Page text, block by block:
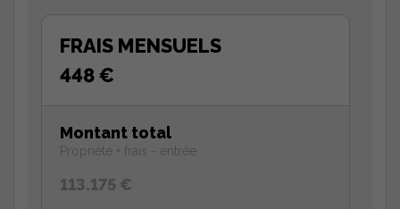
FRAIS MENSUELS
448 €
Montant total
Propriété + frais - entrée
113.175 €